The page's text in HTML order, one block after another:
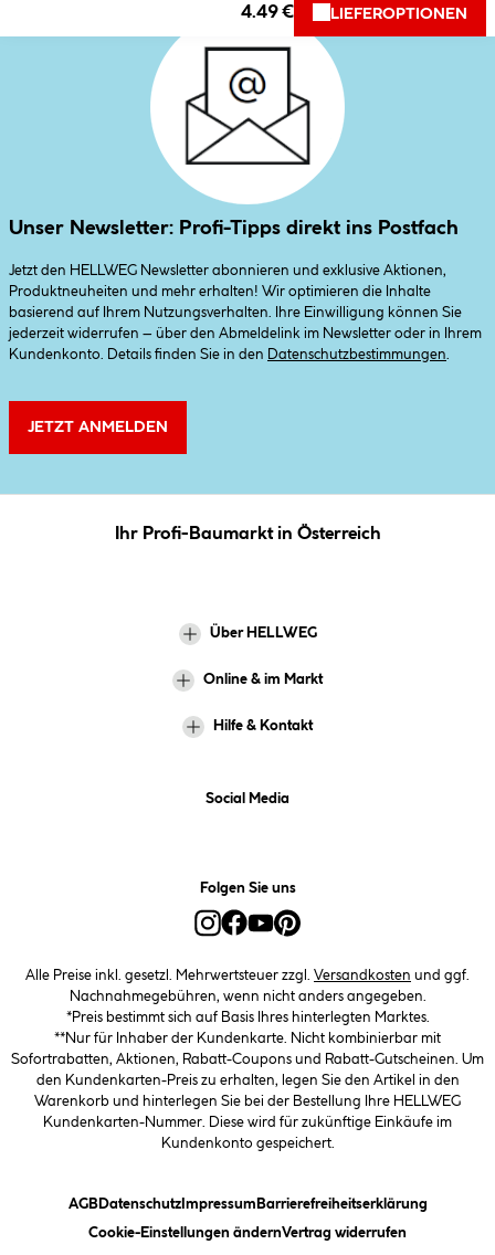
4.49 € LIEFEROPTIONEN
Unser Newsletter: Profi-Tipps direkt ins Postfach
Jetzt den HELLWEG Newsletter abonnieren und exklusive Aktionen,
Produktneuheiten und mehr erhalten! Wir optimieren die Inhalte
basierend auf Ihrem Nutzungsverhalten. Ihre Einwilligung können Sie
jederzeit widerrufen – über den Abmeldelink im Newsletter oder in Ihrem
Kundenkonto. Details finden Sie in den
Datenschutzbestimmungen
JETZT ANMELDEN
Ihr Profi-Baumarkt in Österreich
Über HELLWEG
Online & im Markt
Hilfe & Kontakt
Social Media
Folgen Sie uns
Alle Preise inkl. gesetzl. Mehrwertsteuer zzgl. Versandkosten und ggf.
Nachnahmegebühren, wenn nicht anders angegeben.
*Preis bestimmt sich auf Basis Ihres hinterlegten Marktes.
**Nur für Inhaber der Kundenkarte. Nicht kombinierbar mit
Sofortrabatten, Aktionen, Rabatt-Coupons und Rabatt-Gutscheinen. Um
den Kundenkarten-Preis zu erhalten, legen Sie den Artikel in den
Warenkorb und hinterlegen Sie bei der Bestellung Ihre HELLWEG
Kundenkarten-Nummer. Diese wird für zukünftige Einkäufe im
Kundenkonto gespeichert.
AGB(öffnet ein Dialogfeld)
Datenschutz(öffnet ein Dialogfeld)
Impressum(öffnet ein Dialogfeld)
Barrierefreiheitserklärung(öffnet
Cookie-Einstellungen ändern(öffnet ein Dialogfeld)
Vertrag widerrufen